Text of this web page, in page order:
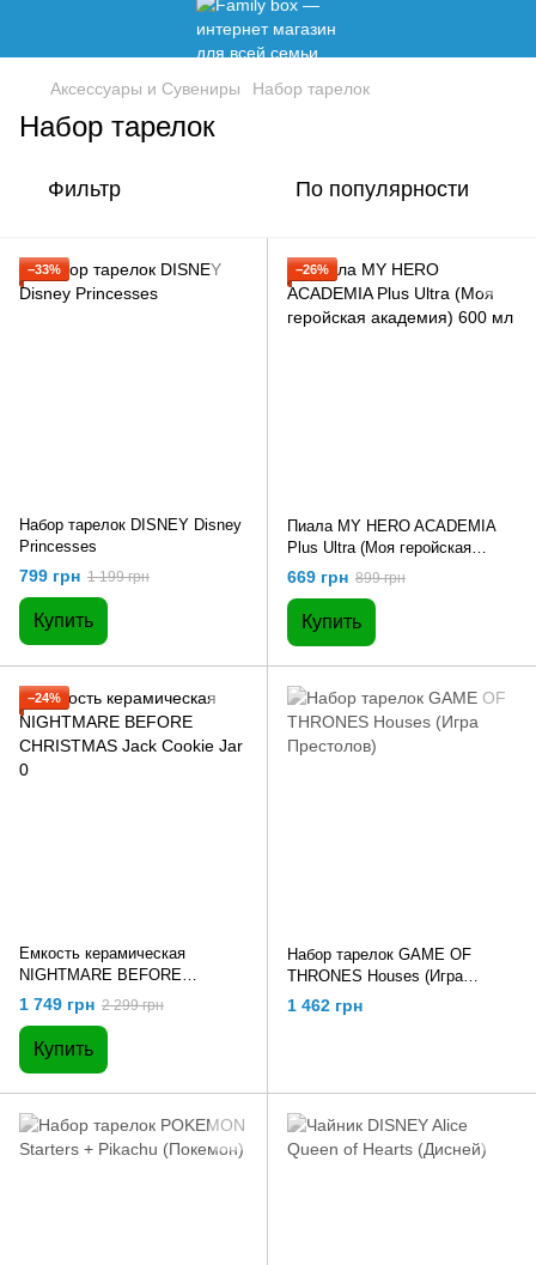
Аксессуары и Сувениры Набор тарелок
Набор тарелок
Фильтр По популярности
−33%
Набор тарелок DISNEY Disney
Princesses
799 грн 1 199 грн
Купить
−26%
Пиала MY HERO ACADEMIA
Plus Ultra (Моя геройская
академия) 600 мл
669 грн 899 грн
Купить
−24%
Емкость керамическая
NIGHTMARE BEFORE
CHRISTMAS Jack Cookie Jar 0
1 749 грн 2 299 грн
Купить
Набор тарелок GAME OF
THRONES Houses (Игра
Престолов)
1 462 грн